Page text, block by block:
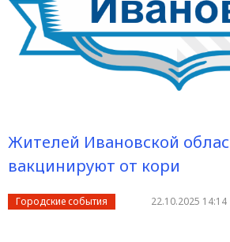
Жителей Ивановской
вакцинируют от кори
Городские события 22.10.2025 14:14